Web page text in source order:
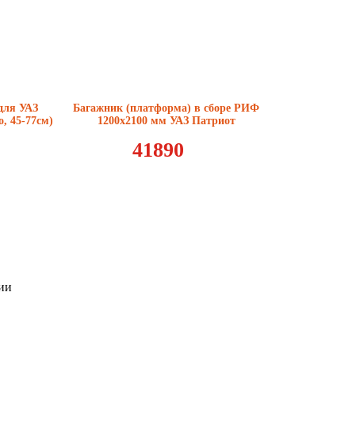
УАЗ
45-77см)
Багажник (платформа) в сборе РИФ
1200x2100 мм УАЗ Патриот
41890